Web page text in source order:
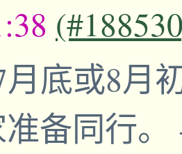
底或8月
备同行。